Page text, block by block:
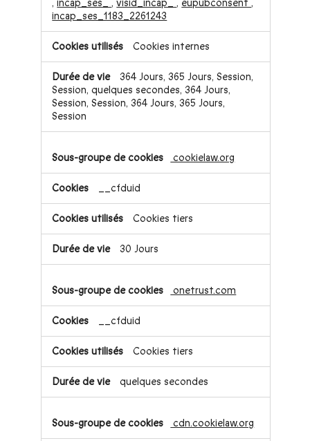
,incap_ses_,visid_incap_, eupubconsent,
incap_ses_1183_2261243
Cookies internes
364 Jours, 365 Jours, Session,
Session, quelques secondes, 364 Jours,
Session, Session, 364 Jours, 365 Jours,
Session
cookielaw.org
__cfduid
Cookies tiers
30 Jours
onetrust.com
__cfduid
Cookies tiers
quelques secondes
cdn.cookielaw.org